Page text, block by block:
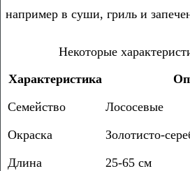
например в суши, гриль и
Некоторые
Характеристика
Семейство
Лососевые
Окраска
Золотисто-
Длина
25-65 см